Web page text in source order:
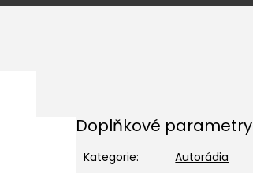
Doplňkové parametry
Kategorie:
Autorádia